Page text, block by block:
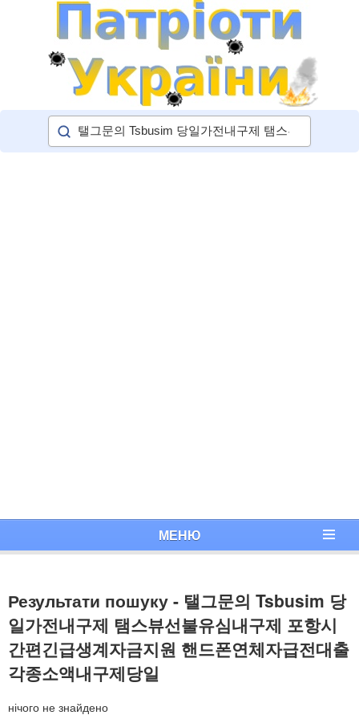
МЕНЮ
Результати пошуку - 탤그문의 Tsbusim 당
일가전내구제 탬스뷰선불유심내구제 포항시
간편긴급생계자금지원 핸드폰연체자급전대출
각종소액내구제당일
нічого не знайдено